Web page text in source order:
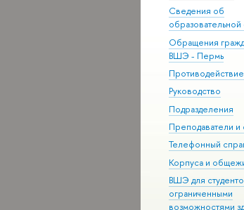
Сведения об
образовательной
Обращения
ВШЭ - Пермь
Руководство
Подразделения
Преподаватели и
Телефонный
Корпуса и
ВШЭ для
ограниченными
возможностями